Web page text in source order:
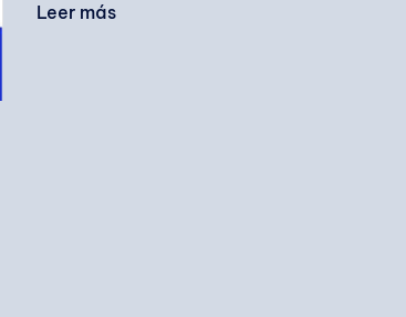
Leer más